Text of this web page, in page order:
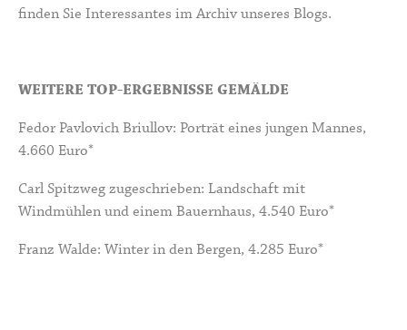
finden Sie Interessantes imArchiv unseres Blogs.
WEITERE TOP-ERGEBNISSE GEMÄLDE
Fedor Pavlovich Briullov: Porträt eines jungen Mannes,
4.660 Euro*
Carl Spitzweg zugeschrieben: Landschaft mit
Windmühlen und einem Bauernhaus, 4.540 Euro*
Franz Walde: Winter in den Bergen, 4.285 Euro*